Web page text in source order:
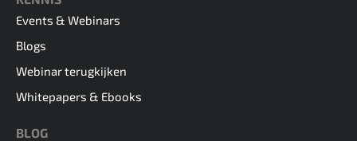
Events & Webinars
Blogs
Webinar terugkijken
Whitepapers & Ebooks
BLOG